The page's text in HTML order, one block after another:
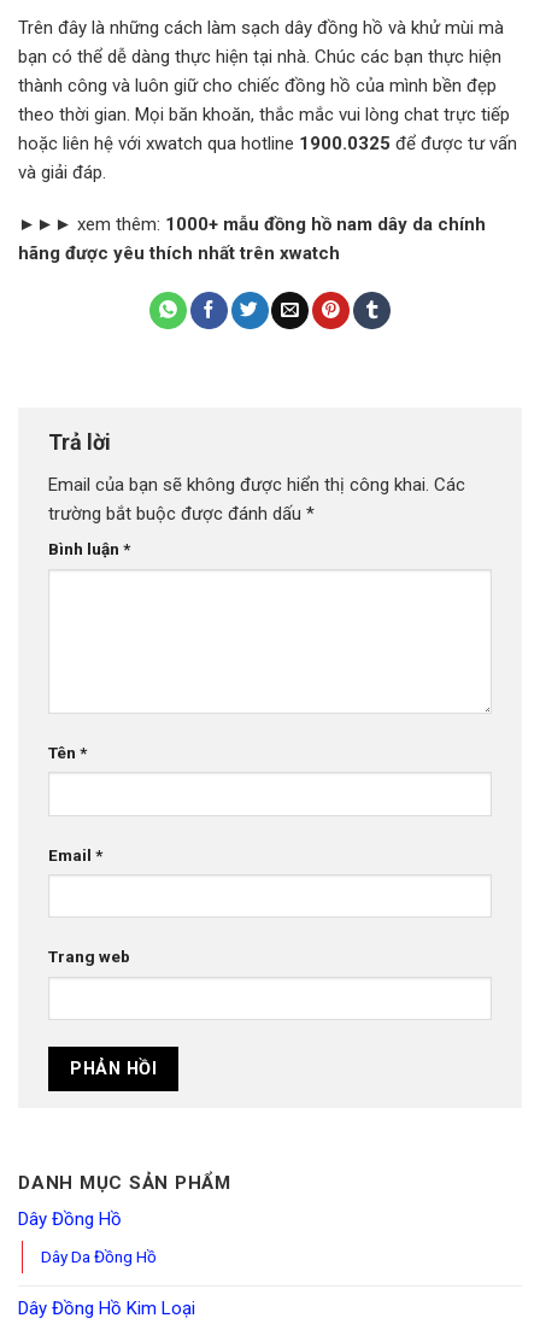
Trên đây là những cách làm sạch dây đồng hồ và khử mùi mà
bạn có thể dễ dàng thực hiện tại nhà. Chúc các bạn thực hiện
thành công và luôn giữ cho chiếc đồng hồ của mình bền đẹp
theo thời gian. Mọi băn khoăn, thắc mắc vui lòng chat trực tiếp
hoặc liên hệ với xwatch qua hotline 1900.0325 để được tư vấn
và giải đáp.
►►► xem thêm: 1000+ mẫu đồng hồ nam dây da chính
hãng được yêu thích nhất trên xwatch
Trả lời
Email của bạn sẽ không được hiển thị công khai. Các
trường bắt buộc được đánh dấu *
Bình luận *
Tên *
Email *
Trang web
DANH MỤC SẢN PHẨM
Dây Đồng Hồ
Dây Da Đồng Hồ
Dây Đồng Hồ Kim Loại